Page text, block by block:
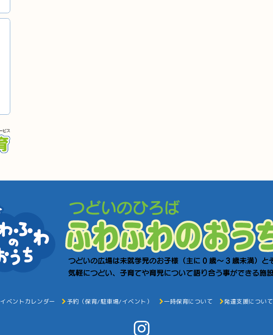
イベントカレンダー 予約（保育/駐車場/イベント） 一時保育について 発達支援について